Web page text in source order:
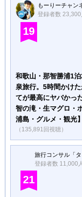
登録者数 23,300
19
和歌山・那智勝浦1
泉旅行。5時間かけ
てが最高にヤバかっ
智の滝・生マグロ・
浦島・グルメ・観光】
（135,891回視聴）
登録者数 11,000
21